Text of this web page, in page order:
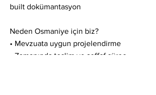
built dokümantasyon
Neden Osmaniye için biz?
• Mevzuata uygun projelendirme
• Zamanında teslim ve şeffaf süreç